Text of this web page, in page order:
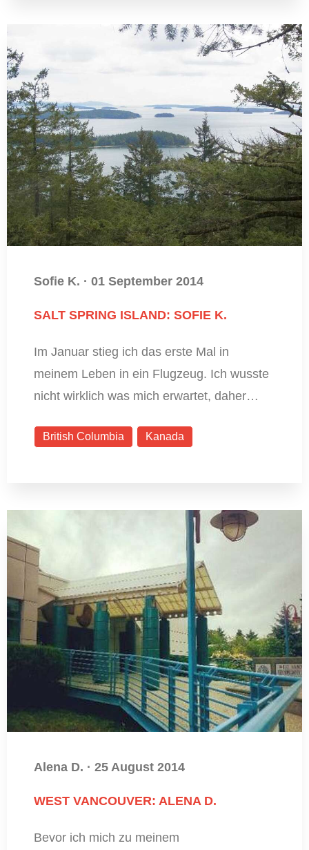
Sofie K. · 01 September 2014
SALT SPRING ISLAND: SOFIE K.
Im Januar stieg ich das erste Mal in
meinem Leben in ein Flugzeug. Ich wusste
nicht wirklich was mich erwartet, daher…
British Columbia Kanada
Alena D. · 25 August 2014
WEST VANCOUVER: ALENA D.
Bevor ich mich zu meinem